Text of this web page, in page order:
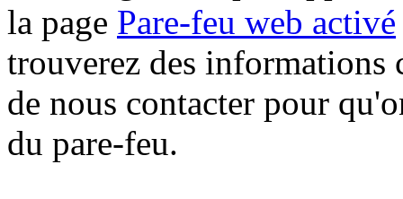
la page Pare-feu web activé
trouverez des informations
de nous contacter pour
du pare-feu.